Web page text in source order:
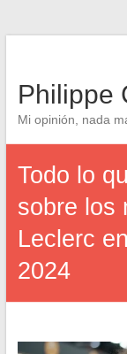
Philippe
Mi opinión, nada
Todo lo
sobre los
Leclerc
2024